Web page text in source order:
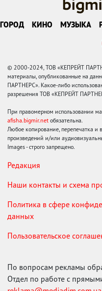
ГОРОД КИНО МУЗЫКА
© 2000-2024, ТОВ «КЕПРЕЙТ
материалы, опубликованные на
ПАРТНЕРС». Какое-либо
разрешения ТОВ «КЕПРЕЙТ
При правомерном использовании
afisha.bigmir.net обязательна.
Любое копирование, перепечатка и
произведений и/или
Images - строго запрещено.
Редакция
Наши контакты и схема
Политика в сфере
данных
Пользовательское
По вопросам рекламы
Отдел по работе с